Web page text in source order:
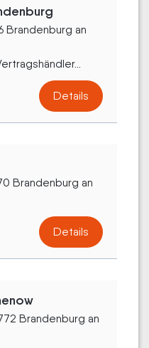
Brandenburg an
Details
Brandenburg an
Details
Brandenburg an